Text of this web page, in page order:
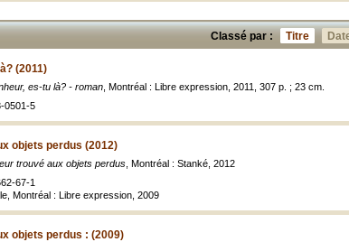
Classé par : Titre
(2011)
es-tu là? - roman , Montréal : Libre expression, 2011, 307 p. ; 23 cm.
0501-5
objets perdus (2012)
trouvé aux objets perdus , Montréal : Stanké, 2012
67-1
Montréal : Libre expression, 2009
objets perdus : (2009)